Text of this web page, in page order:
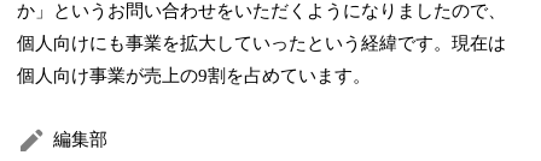
か」というお問い合わせをいただくようになりましたので、
個人向けにも事業を拡大していったという経緯です。現在は
個人向け事業が売上の9割を占めています。
編集部